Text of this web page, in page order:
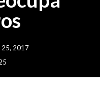
25, 2017